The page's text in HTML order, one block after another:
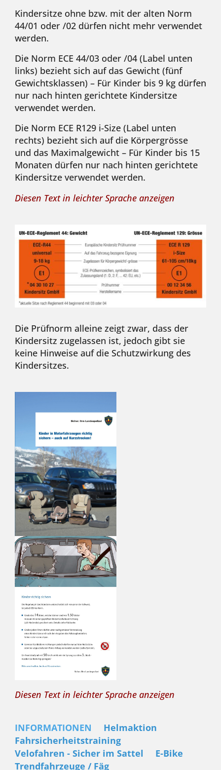
Kindersitze ohne bzw. mit der alten Norm
44/01 oder /02 dürfen nicht mehr verwendet
werden.
Die Norm ECE 44/03 oder /04 (Label unten
links) bezieht sich auf das Gewicht (fünf
Gewichtsklassen) – Für Kinder bis 9 kg dürfen
nur nach hinten gerichtete Kindersitze
verwendet werden.
Die Norm ECE R129 i-Size (Label unten
rechts) bezieht sich auf die Körpergrösse
und das Maximalgewicht – Für Kinder bis 15
Monaten dürfen nur nach hinten gerichtete
Kindersitze verwendet werden.
Diesen Text in leichter Sprache anzeigen
Die Prüfnorm alleine zeigt zwar, dass der
Kindersitz zugelassen ist, jedoch gibt sie
keine Hinweise auf die Schutzwirkung des
Kindersitzes.
Diesen Text in leichter Sprache anzeigen
INFORMATIONEN
Helmaktion
Fahrsicherheitstraining
Velofahren - Sicher im Sattel
E-Bike
Trendfahrzeuge / Fäg